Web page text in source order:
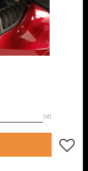
st
Lägg